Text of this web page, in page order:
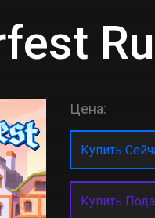
Цена:
Купить
Купить